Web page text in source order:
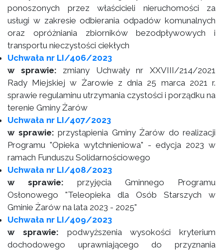
ponoszonych przez właścicieli nieruchomości za
usługi w zakresie odbierania odpadów komunalnych
oraz opróżniania zbiorników bezodpływowych i
transportu nieczystości ciekłych
Uchwała nr LI/406/2023
w sprawie: zmiany Uchwały nr XXVIII/214/2021
Rady Miejskiej w Żarowie z dnia 25 marca 2021 r.
sprawie regulaminu utrzymania czystości i porządku na
terenie Gminy Żarów
Uchwała nr LI/407/2023
w sprawie: przystąpienia Gminy Żarów do realizacji
Programu "Opieka wytchnieniowa" - edycja 2023 w
ramach Funduszu Solidarnościowego
Uchwała nr LI/408/2023
w sprawie: przyjęcia Gminnego Programu
Osłonowego "Teleopieka dla Osób Starszych w
Gminie Żarów na lata 2023 - 2025"
Uchwała nr LI/409/2023
w sprawie: podwyższenia wysokości kryterium
dochodowego uprawniającego do przyznania